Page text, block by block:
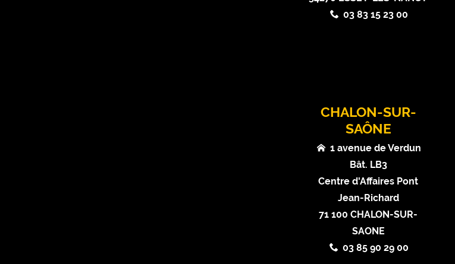
03 83 15 23 00
CHALON-SUR-
SAÔNE
1 avenue de Verdun
Bât. LB3
Centre d'Affaires Pont
Jean-Richard
71 100 CHALON-SUR-
SAONE
03 85 90 29 00